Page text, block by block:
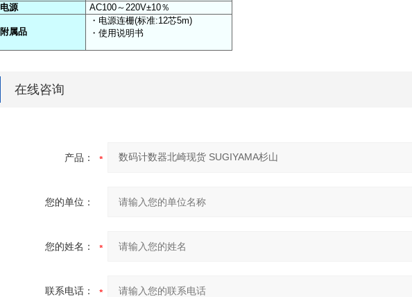
电源
AC100～220V±10％
附属品
・电源连栅(标准:12芯5m)
・使用说明书
在线咨询
产品：
您的单位：
您的姓名：
联系电话：